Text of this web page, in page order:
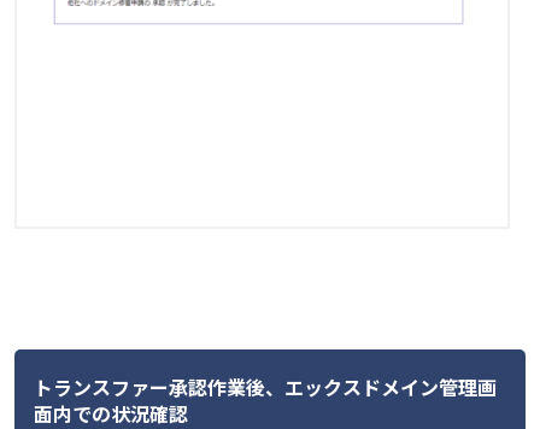
トランスファー承認作業後、エックスドメイン管理画
面内での状況確認